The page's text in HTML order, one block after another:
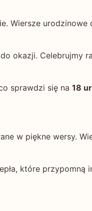
Wiersze
okazji. Celebrujmy
sprawdzi się na 18
w piękne wersy.
które przypomną